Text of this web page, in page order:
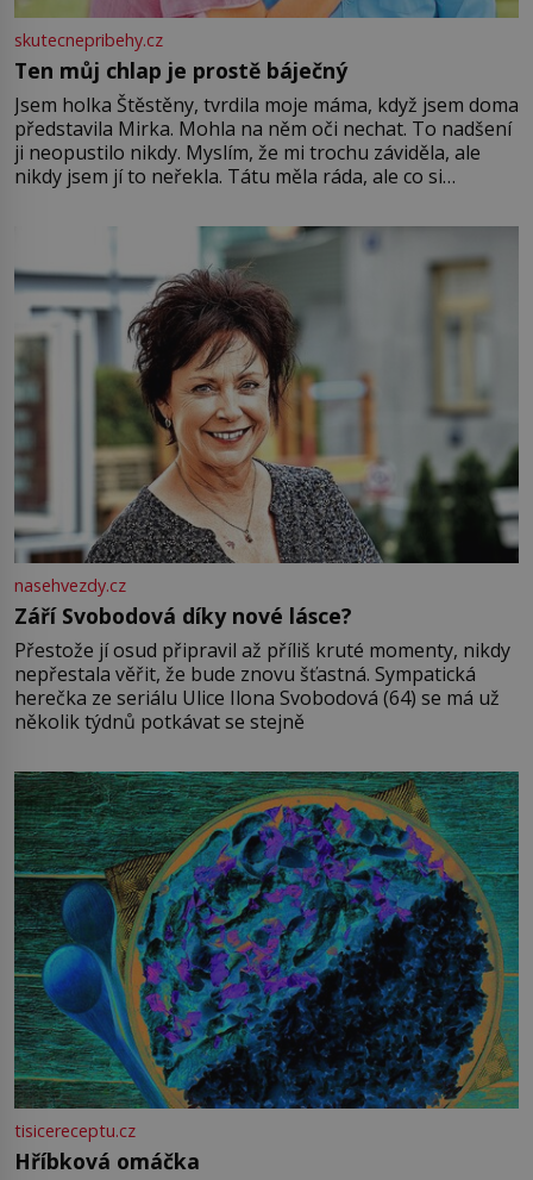
skutecnepribehy.cz
Ten můj chlap je prostě báječný
Jsem holka Štěstěny, tvrdila moje máma, když jsem doma
představila Mirka. Mohla na něm oči nechat. To nadšení
ji neopustilo nikdy. Myslím, že mi trochu záviděla, ale
nikdy jsem jí to neřekla. Tátu měla ráda, ale co si
Jsme spolu moc rádi Tehdy byla jiná doba, když
nasehvezdy.cz
Září Svobodová díky nové lásce?
Přestože jí osud připravil až příliš kruté momenty, nikdy
nepřestala věřit, že bude znovu šťastná. Sympatická
herečka ze seriálu Ulice Ilona Svobodová (64) se má už
několik týdnů potkávat se stejně
tisicereceptu.cz
Hříbková omáčka